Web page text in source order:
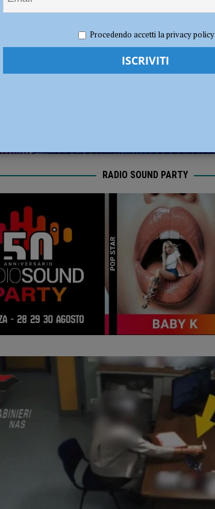
Fiorenzuola CALCIO
Redazione FG Cronaca Piacenza
RADIO SOUND PARTY
Procedendo accetti la privacy policy